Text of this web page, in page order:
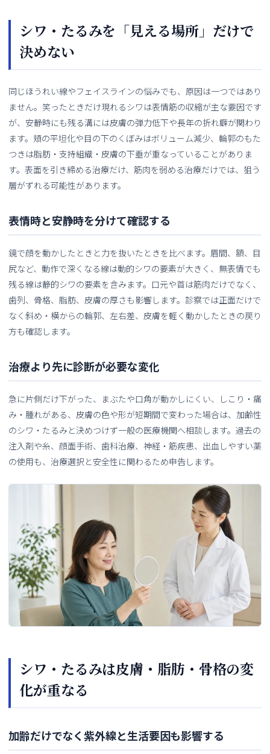
シワ・たるみを「見える場所」だけで
決めない
同じほうれい線やフェイスラインの悩みでも、原因は一つではあり
ません。笑ったときだけ現れるシワは表情筋の収縮が主な要因です
が、安静時にも残る溝には皮膚の弾力低下や長年の折れ癖が関わり
ます。頬の平坦化や目の下のくぼみはボリューム減少、輪郭のもた
つきは脂肪・支持組織・皮膚の下垂が重なっていることがありま
す。表面を引き締める治療だけ、筋肉を弱める治療だけでは、狙う
層がずれる可能性があります。
表情時と安静時を分けて確認する
鏡で顔を動かしたときと力を抜いたときを比べます。眉間、額、目
尻など、動作で深くなる線は動的シワの要素が大きく、無表情でも
残る線は静的シワの要素を含みます。口元や首は筋肉だけでなく、
歯列、骨格、脂肪、皮膚の厚さも影響します。診察では正面だけで
なく斜め・横からの輪郭、左右差、皮膚を軽く動かしたときの戻り
方も確認します。
治療より先に診断が必要な変化
急に片側だけ下がった、まぶたや口角が動かしにくい、しこり・痛
み・腫れがある、皮膚の色や形が短期間で変わった場合は、加齢性
のシワ・たるみと決めつけず一般の医療機関へ相談します。過去の
注入剤や糸、顔面手術、歯科治療、神経・筋疾患、出血しやすい薬
の使用も、治療選択と安全性に関わるため申告します。
シワ・たるみは皮膚・脂肪・骨格の変
化が重なる
加齢だけでなく紫外線と生活要因も影響する